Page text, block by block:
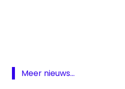
NPO
Meer nieuws...